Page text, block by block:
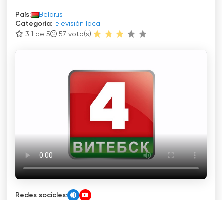
País:
Belarus
Categoría: Televisión local
3.1 de 5
57 voto(s)
Redes sociales: